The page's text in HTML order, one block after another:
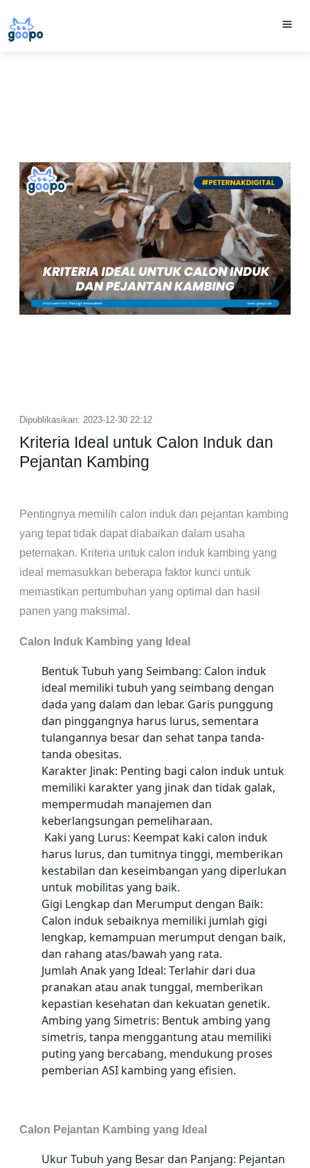
Dipublikasikan: 2023-12-30 22:12
Kriteria Ideal untuk Calon Induk dan
Pejantan Kambing
Pentingnya memilih calon induk dan pejantan kambing
yang tepat tidak dapat diabaikan dalam usaha
peternakan. Kriteria untuk calon induk kambing yang
ideal memasukkan beberapa faktor kunci untuk
memastikan pertumbuhan yang optimal dan hasil
panen yang maksimal.
Calon Induk Kambing yang Ideal
Bentuk Tubuh yang Seimbang: Calon induk
ideal memiliki tubuh yang seimbang dengan
dada yang dalam dan lebar. Garis punggung
dan pinggangnya harus lurus, sementara
tulangannya besar dan sehat tanpa tanda-
tanda obesitas.
Karakter Jinak: Penting bagi calon induk untuk
memiliki karakter yang jinak dan tidak galak,
mempermudah manajemen dan
keberlangsungan pemeliharaan.
Kaki yang Lurus: Keempat kaki calon induk
harus lurus, dan tumitnya tinggi, memberikan
kestabilan dan keseimbangan yang diperlukan
untuk mobilitas yang baik.
Gigi Lengkap dan Merumput dengan Baik:
Calon induk sebaiknya memiliki jumlah gigi
lengkap, kemampuan merumput dengan baik,
dan rahang atas/bawah yang rata.
Jumlah Anak yang Ideal: Terlahir dari dua
pranakan atau anak tunggal, memberikan
kepastian kesehatan dan kekuatan genetik.
Ambing yang Simetris: Bentuk ambing yang
simetris, tanpa menggantung atau memiliki
puting yang bercabang, mendukung proses
pemberian ASI kambing yang efisien.
Calon Pejantan Kambing yang Ideal
Ukur Tubuh yang Besar dan Panjang: Pejantan